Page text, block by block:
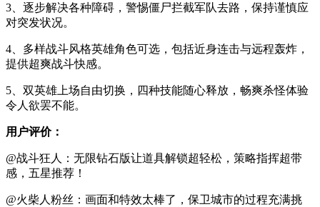
3、逐步解决各种障碍，警惕僵尸拦截军队去路，保持谨慎应
对突发状况。
4、多样战斗风格英雄角色可选，包括近身连击与远程轰炸，
提供超爽战斗快感。
5、双英雄上场自由切换，四种技能随心释放，畅爽杀怪体验
令人欲罢不能。
用户评价：
@战斗狂人：无限钻石版让道具解锁超轻松，策略指挥超带
感，五星推荐！
@火柴人粉丝：画面和特效太棒了，保卫城市的过程充满挑